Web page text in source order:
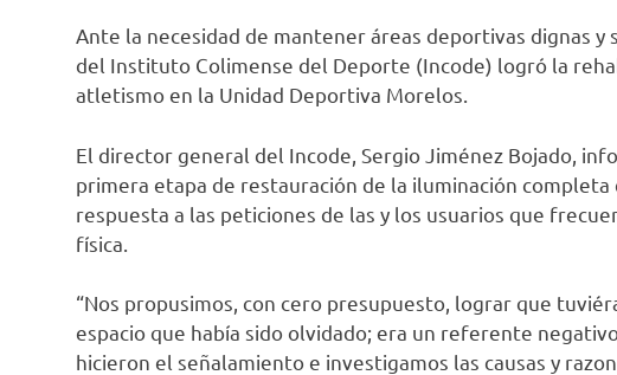
Ante la necesidad de mantener áreas deportivas dignas y
del Instituto Colimense del Deporte (Incode) logró la
atletismo en la Unidad Deportiva Morelos.
El director general del Incode, Sergio Jiménez Bojado,
primera etapa de restauración de la iluminación
respuesta a las peticiones de las y los usuarios que
física.
“Nos propusimos, con cero presupuesto, lograr que
espacio que había sido olvidado; era un referente
hicieron el señalamiento e investigamos las causas y